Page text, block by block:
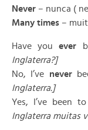
Never – nunca (
Many times –
Have youever
Inglaterra?]
No, I’ve never
Inglaterra.]
Yes, I’ve been
Inglaterra muitas